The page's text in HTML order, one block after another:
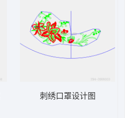
刺绣口罩设计图